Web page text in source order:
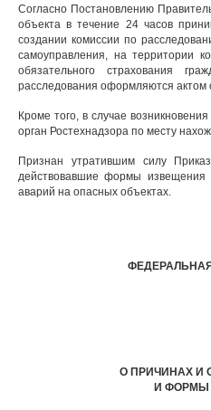
Согласно Постановлению
объекта в течение 24 часов
создании комиссии по
самоуправления, на территории
обязательного страхования
расследования оформляются актом
Кроме того, в случае
орган Ростехнадзора по месту
Признан утратившим силу
действовавшие формы извещения
аварий на опасных объектах.
О ПРИЧИНАХ И
И ФОРМЫ